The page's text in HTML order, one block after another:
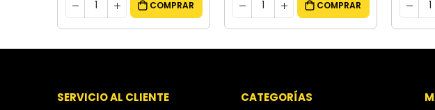
COMPRAR COMPRAR
SERVICIO AL CLIENTE CATEGORÍAS